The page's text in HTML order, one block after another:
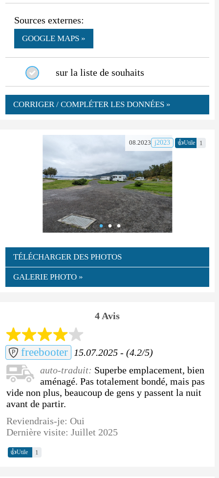
Sources externes:
GOOGLE MAPS »
sur la liste de souhaits
CORRIGER / COMPLÉTER LES DONNÉES »
08.2023 j2023 👍Utile 1
TÉLÉCHARGER DES PHOTOS
GALERIE PHOTO »
4 Avis
freebooter
15.07.2025 - (4.2/5)
auto-traduit: Superbe emplacement, bien
aménagé. Pas totalement bondé, mais pas
vide non plus, beaucoup de gens y passent la nuit
avant de partir.
Reviendrais-je: Oui
Dernière visite: Juillet 2025
👍Utile 1